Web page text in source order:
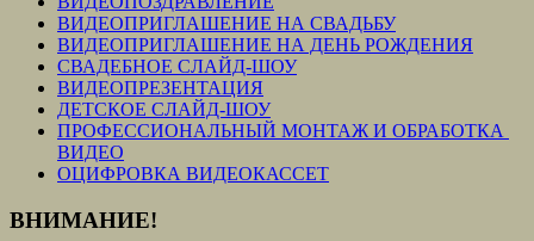
ВИДЕОПРИГЛАШЕНИЕ НА СВАДЬБУ
ВИДЕОПРИГЛАШЕНИЕ НА ДЕНЬ РОЖДЕНИЯ
СВАДЕБНОЕ СЛАЙД-ШОУ
ВИДЕОПРЕЗЕНТАЦИЯ
ДЕТСКОЕ СЛАЙД-ШОУ
ПРОФЕССИОНАЛЬНЫЙ МОНТАЖ И ОБРАБОТКА
ВИДЕО
ОЦИФРОВКА ВИДЕОКАССЕТ
ВНИМАНИЕ!